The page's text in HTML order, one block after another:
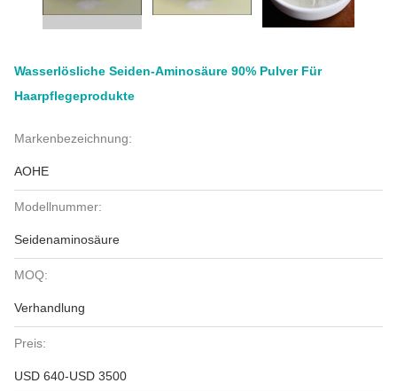
Wasserlösliche Seiden-Aminosäure 90% Pulver Für
Haarpflegeprodukte
Markenbezeichnung:
AOHE
Modellnummer:
Seidenaminosäure
MOQ:
Verhandlung
Preis:
USD 640-USD 3500